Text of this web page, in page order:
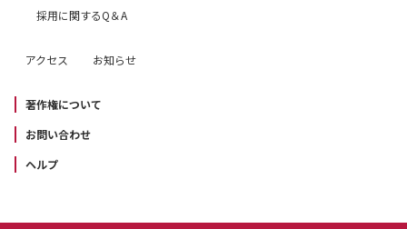
採用に関するQ＆A
アクセス お知らせ
著作権について
お問い合わせ
ヘルプ